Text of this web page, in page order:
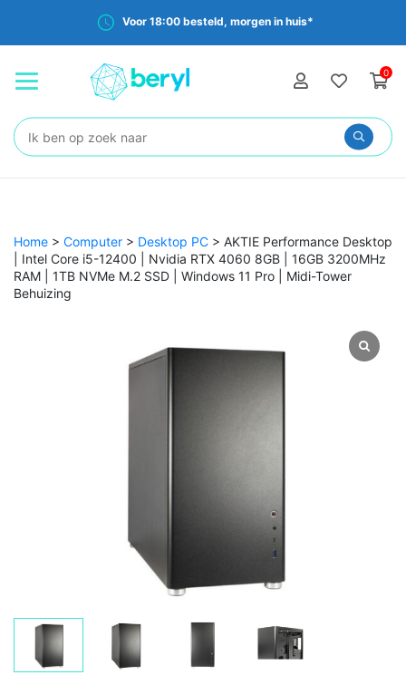
Voor 18:00 besteld, morgen in huis*
0
Zoeken:
Home > Computer > Desktop PC > AKTIE Performance Desktop
| Intel Core i5-12400 | Nvidia RTX 4060 8GB | 16GB 3200MHz
RAM | 1TB NVMe M.2 SSD | Windows 11 Pro | Midi-Tower
Behuizing